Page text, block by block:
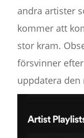
andra artister
kommer att
stor kram.
försvinner
uppdatera den